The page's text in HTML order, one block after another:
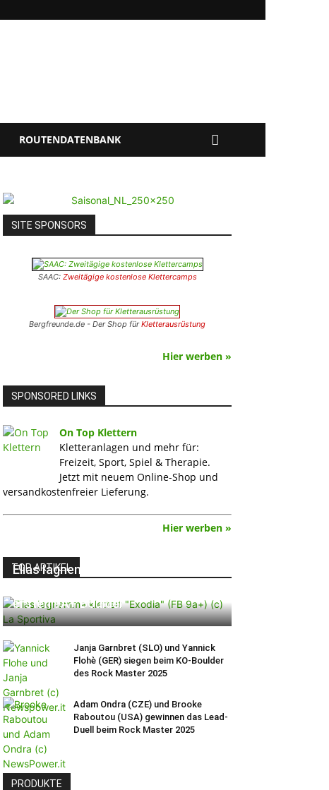
ROUTENDATENBANK
SITE SPONSORS
SAAC: Zweitägige kostenlose Klettercamps
Bergfreunde.de - Der Shop fürKletterausrüstung
Hier werben »
SPONSORED LINKS
On Top Klettern
Kletteranlagen und mehr für:
Freizeit, Sport, Spiel & Therapie.
Jetzt mit neuem Online-Shop und
versandkostenfreier Lieferung.
Hier werben »
TOP ARTIKEL
Elias Iagnemma klettert „Exodia“:
ersten 9A+ Boulder
Janja Garnbret (SLO) und Yannick
Flohè (GER) siegen beim KO-Boulder
des Rock Master 2025
Adam Ondra (CZE) und Brooke
Raboutou (USA) gewinnen das Lead-
Duell beim Rock Master 2025
PRODUKTE